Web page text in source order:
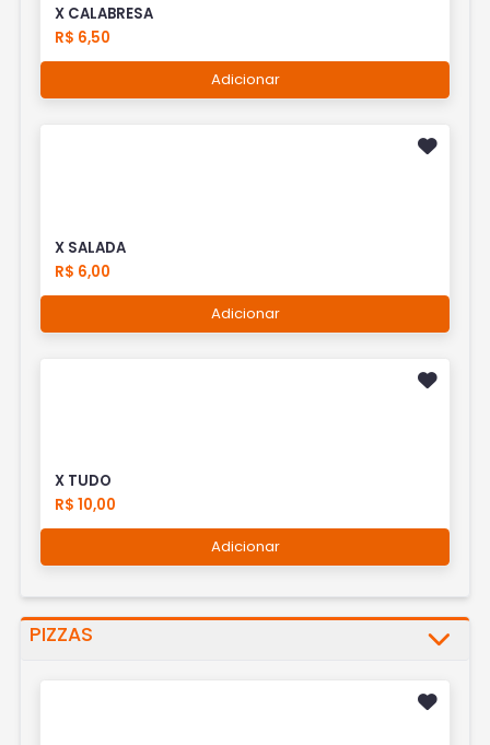
X CALABRESA
R$ 6,50
Adicionar
X SALADA
R$ 6,00
Adicionar
X TUDO
R$ 10,00
Adicionar
PIZZAS